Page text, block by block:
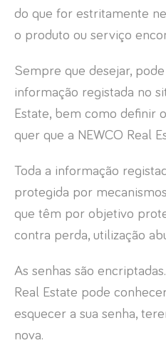
do que for estritamente
o produto ou serviço
Sempre que desejar,
informação registada no
Estate, bem como definir
quer que a NEWCO Real
Toda a informação
protegida por
que têm por objetivo
contra perda, utilização
As senhas são
Real Estate pode
esquecer a sua senha,
nova.